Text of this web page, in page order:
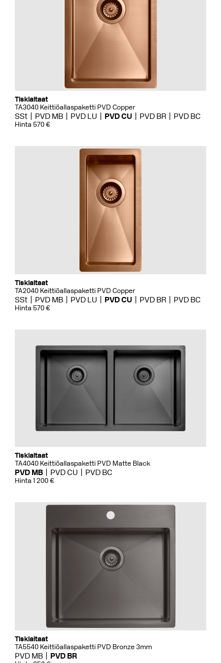
Tiskialtaat
TA3040 Keittiöallaspaketti PVD Copper
SSt PVD MB PVD LU PVD CU PVD BR PVD BC
Hinta 570 €
Tiskialtaat
TA2040 Keittiöallaspaketti PVD Copper
SSt PVD MB PVD LU PVD CU PVD BR PVD BC
Hinta 570 €
Tiskialtaat
TA4040 Keittiöallaspaketti PVD Matte Black
PVD MB PVD CU PVD BC
Hinta 1 200 €
Tiskialtaat
TA5540 Keittiöallaspaketti PVD Bronze 3mm
PVD MB PVD BR